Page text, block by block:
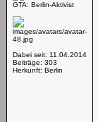
GTA: Berlin-Aktivist
Dabei seit: 11.04.2014
Beiträge: 303
Herkunft: Berlin